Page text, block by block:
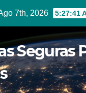
7th, 2026 5:27:42
Seguras